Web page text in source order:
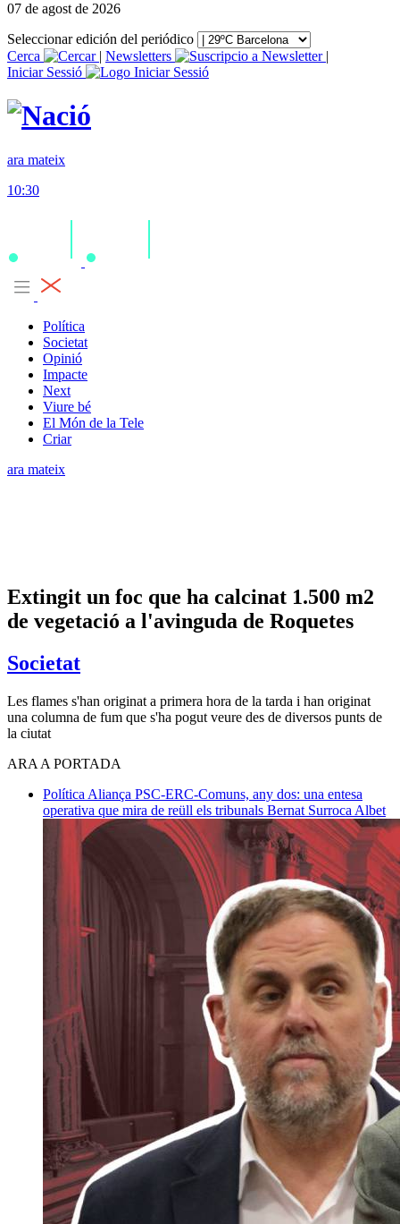
07 de agost de 2026
Seleccionar edición del periódico
Cerca
| Newsletters
|
Iniciar Sessió
ara mateix
10:30
Política
Societat
Opinió
Impacte
Next
Viure bé
El Món de la Tele
Criar
ara mateix
Extingit un foc que ha calcinat 1.500 m2
de vegetació a l'avinguda de Roquetes
Societat
Les flames s'han originat a primera hora de la tarda i han originat
una columna de fum que s'ha pogut veure des de diversos punts de
la ciutat
ARA A PORTADA
Política Aliança PSC-ERC-Comuns, any dos: una entesa
operativa que mira de reüll els tribunals Bernat Surroca Albet